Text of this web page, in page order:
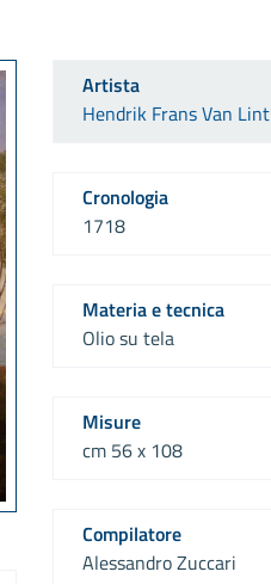
Artista
Hendrik Frans Van Lint
Cronologia
1718
Materia e tecnica
Olio su tela
Misure
cm 56 x 108
Compilatore
Alessandro Zuccari